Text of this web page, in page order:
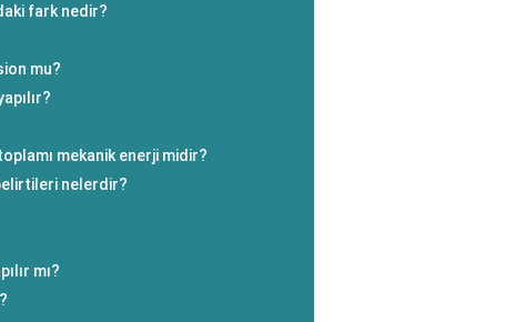
fark nedir?
mu?
mekanik enerji midir?
nelerdir?
mı?